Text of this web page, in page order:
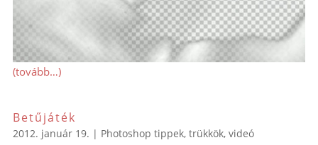
(tovább…)
Betűjáték
2012. január 19. | Photoshop tippek, trükkök, videó